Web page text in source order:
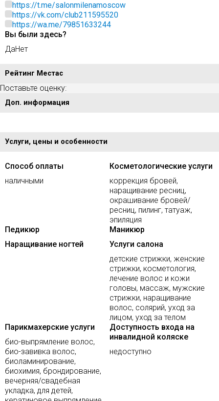
https://t.me/salonmilenamoscow
https://vk.com/club211595520
https://wa.me/79851633244
Вы были здесь?
ДаНет
Рейтинг Местас
Поставьте оценку:
Доп. информация
Услуги, цены и особенности
Способ оплаты
наличными
Косметологические услуги
коррекция бровей,
наращивание ресниц,
окрашивание бровей/
ресниц, пилинг, татуаж,
эпиляция
Педикюр
Маникюр
Наращивание ногтей
Услуги салона
детские стрижки, женские
стрижки, косметология,
лечение волос и кожи
головы, массаж, мужские
стрижки, наращивание
волос, солярий, уход за
лицом, уход за телом
Парикмахерские услуги
био-выпрямление волос,
био-завивка волос,
биоламинирование,
биохимия, брондирование,
вечерняя/свадебная
укладка, для детей,
Доступность входа на
инвалидной коляске
недоступно